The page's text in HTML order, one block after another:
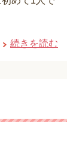
続きを読む